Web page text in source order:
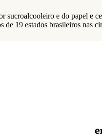
e do papel e
de 19 estados brasileiros nas